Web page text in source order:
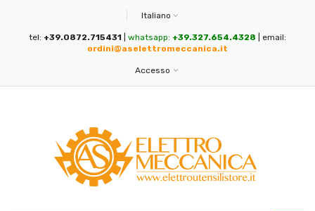
Italiano
tel: +39.0872.715431 whatsapp: +39.327.654.4328 | email:
ordini@aselettromeccanica.it
Accesso